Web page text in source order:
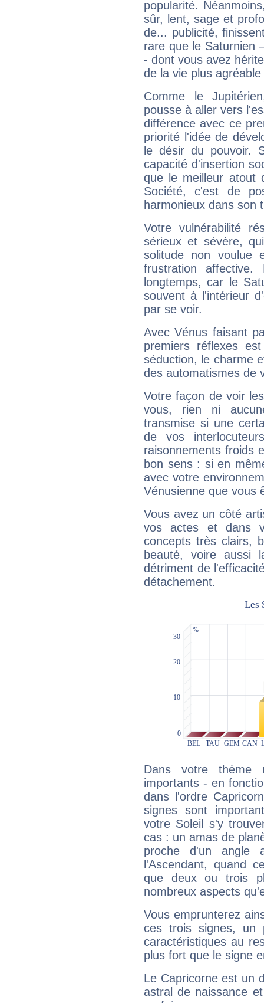
popularité.
sûr, lent, sage et
de... publicité,
rare que le Saturnien
- dont vous avez
de la vie plus
Comme le
pousse à aller vers
différence avec ce
priorité l'idée de
le désir du pouvoir.
capacité d'insertion
que le meilleur atout
Société, c'est de
harmonieux dans son
Votre vulnérabilité
sérieux et sévère,
solitude non voulue
frustration
longtemps, car le
souvent à l'intérieur
par se voir.
Avec Vénus faisant
premiers réflexes
séduction, le charme
des automatismes de
Votre façon de voir
vous, rien ni
transmise si une
de vos
raisonnements froids
bon sens : si en
avec votre
Vénusienne que vous
Vous avez un côté
vos actes et dans
concepts très clairs,
beauté, voire aussi
détriment de
détachement.
Dans votre thème
importants - en
dans l'ordre
signes sont
votre Soleil s'y
cas : un amas de
proche d'un
l'Ascendant, quand
que deux ou trois
nombreux aspects
Vous emprunterez
ces trois signes, un
caractéristiques au
plus fort que le signe
Le Capricorne est un
astral de naissance